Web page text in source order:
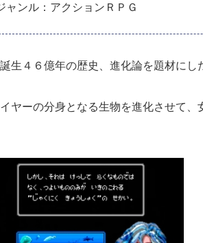
ャンル：アクションＲＰＧ
生４６億年の歴史、進化論を題材にし
ヤーの分身となる生物を進化させて